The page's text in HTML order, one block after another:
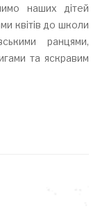
наших дітей
квітів до школи
ранцями,
та яскравим